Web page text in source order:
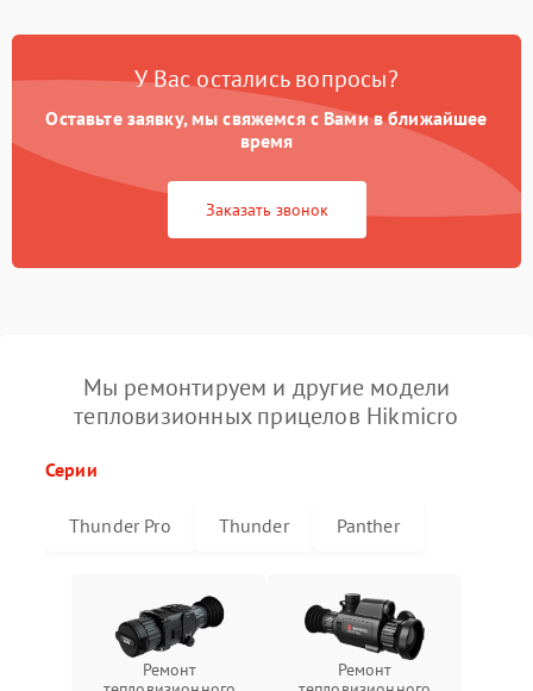
У Вас остались вопросы?
Оставьте заявку, мы свяжемся с Вами в ближайшее
время
Заказать звонок
Мы ремонтируем и другие модели
тепловизионных прицелов Hikmicro
Серии
Thunder Pro Thunder Panther
Ремонт
Ремонт